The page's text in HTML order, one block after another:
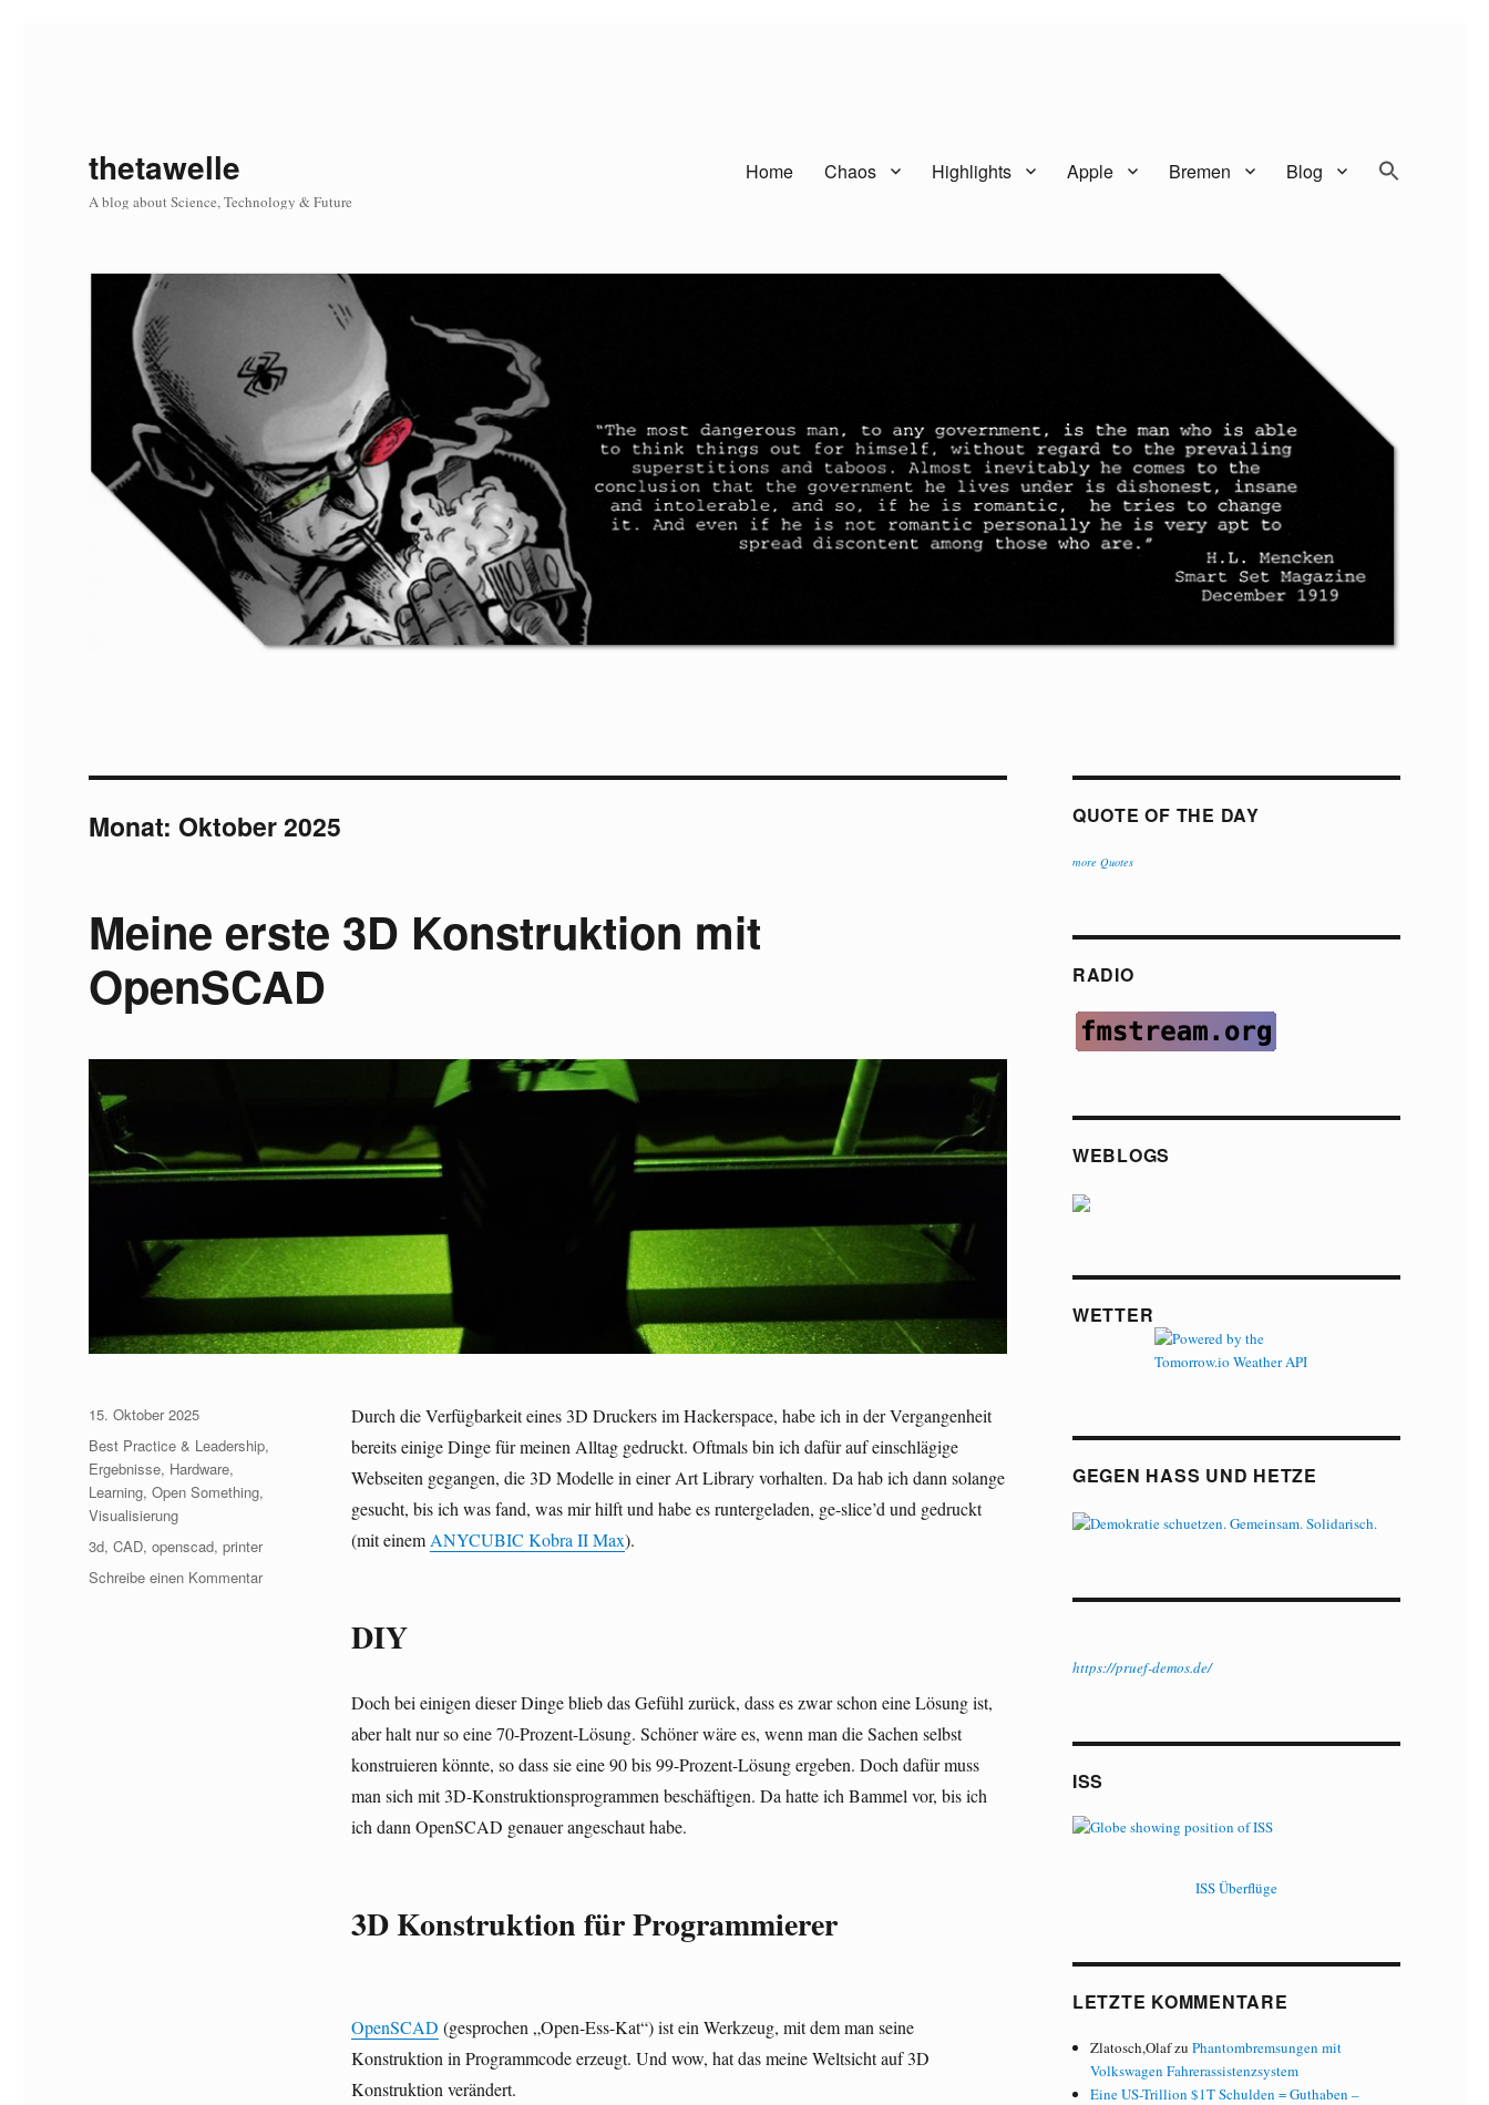
thetawelle
A blog about Science, Technology & Future
Home Chaos Highlights Apple Bremen Blog
Monat: Oktober 2025
Meine erste 3D Konstruktion mit
OpenSCAD
Durch die Verfügbarkeit eines 3D Druckers im Hackerspace, habe ich in der Vergangenheit
bereits einige Dinge für meinen Alltag gedruckt. Oftmals bin ich dafür auf einschlägige
Webseiten gegangen, die 3D Modelle in einer Art Library vorhalten. Da hab ich dann solange
gesucht, bis ich was fand, was mir hilft und habe es runtergeladen, ge-slice’d und gedruckt
(mit einem ANYCUBIC Kobra II Max).
DIY
Doch bei einigen dieser Dinge blieb das Gefühl zurück, dass es zwar schon eine Lösung ist,
aber halt nur so eine 70-Prozent-Lösung. Schöner wäre es, wenn man die Sachen selbst
konstruieren könnte, so dass sie eine 90 bis 99-Prozent-Lösung ergeben. Doch dafür muss
man sich mit 3D-Konstruktionsprogrammen beschäftigen. Da hatte ich Bammel vor, bis ich
ich dann OpenSCAD genauer angeschaut habe.
3D Konstruktion für Programmierer
OpenSCAD (gesprochen „Open-Ess-Kat“) ist ein Werkzeug, mit dem man seine
Konstruktion in Programmcode erzeugt. Und wow, hat das meine Weltsicht auf 3D
Konstruktion verändert.
Veröffentlicht
am
15. Oktober 2025
Kategorien
Best Practice & Leadership,
Ergebnisse, Hardware,
Learning,Open Something,
Visualisierung
Schlagwörter
3d,CAD,openscad,printer
Schreibe einen Kommentarzu
QUOTE OF THE DAY
more Quotes
RADIO
WEBLOGS
WETTER
GEGEN HASS UND HETZE
https://pruef-demos.de/
ISS
ISS Überflüge
LETZTE KOMMENTARE
Zlatosch,OlafzuPhantombremsungen mit
Volkswagen Fahrerassistenzsystem
Eine US-Trillion $1T Schulden = Guthaben –